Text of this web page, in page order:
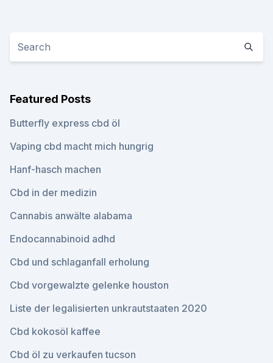
Featured Posts
Butterfly express cbd öl
Vaping cbd macht mich hungrig
Hanf-hasch machen
Cbd in der medizin
Cannabis anwälte alabama
Endocannabinoid adhd
Cbd und schlaganfall erholung
Cbd vorgewalzte gelenke houston
Liste der legalisierten unkrautstaaten 2020
Cbd kokosöl kaffee
Cbd öl zu verkaufen tucson